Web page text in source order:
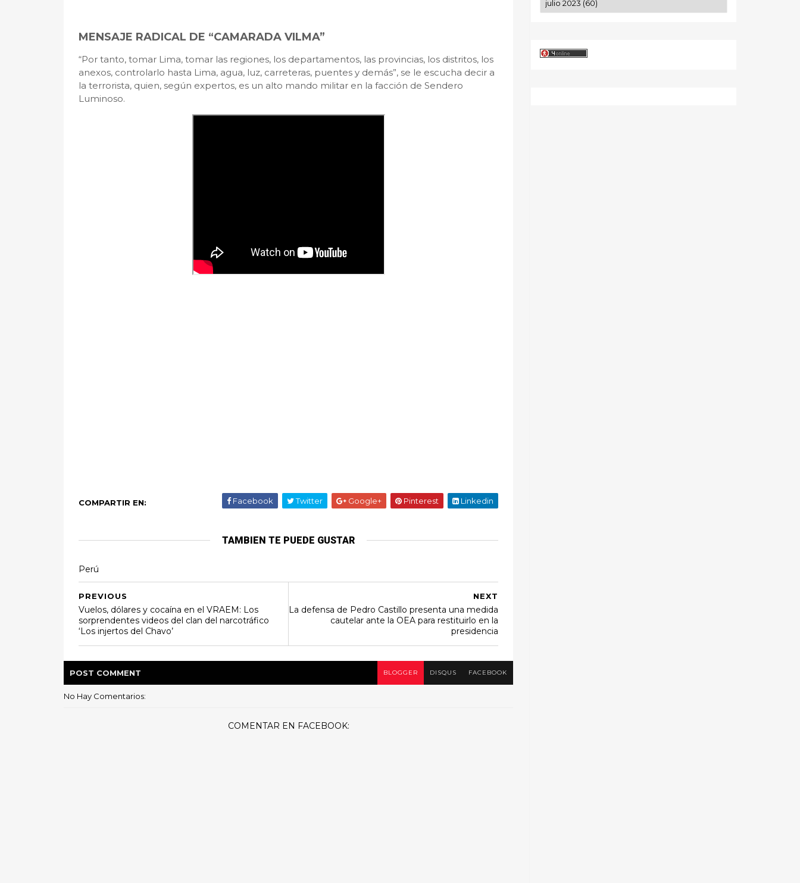
MENSAJE RADICAL DE “CAMARADA VILMA”
“Por tanto, tomar Lima, tomar las regiones, los departamentos, las provincias, los distritos, los
anexos, controlarlo hasta Lima, agua, luz, carreteras, puentes y demás”, se le escucha decir a
la terrorista, quien, según expertos, es un alto mando militar en la facción de Sendero
Luminoso.
COMPARTIR EN: Facebook Twitter Google+ Pinterest Linkedin
TAMBIEN TE PUEDE GUSTAR
Perú
NEXT
La defensa de Pedro Castillo presenta una medida
cautelar ante la OEA para restituirlo en la
presidencia
PREVIOUS
Vuelos, dólares y cocaína en el VRAEM: Los
sorprendentes videos del clan del narcotráfico
‘Los injertos del Chavo’
POST COMMENT BLOGGER DISQUS FACEBOOK
No Hay Comentarios:
COMENTAR EN FACEBOOK: